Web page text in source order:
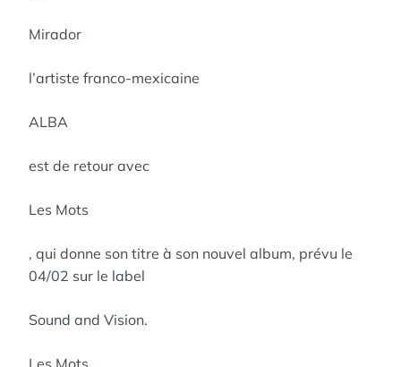
Mirador
l’artiste franco-mexicaine
ALBA
est de retour avec
Les Mots
, qui donne son titre à son nouvel album, prévu le
04/02 sur le label
Sound and Vision.
Les Mots